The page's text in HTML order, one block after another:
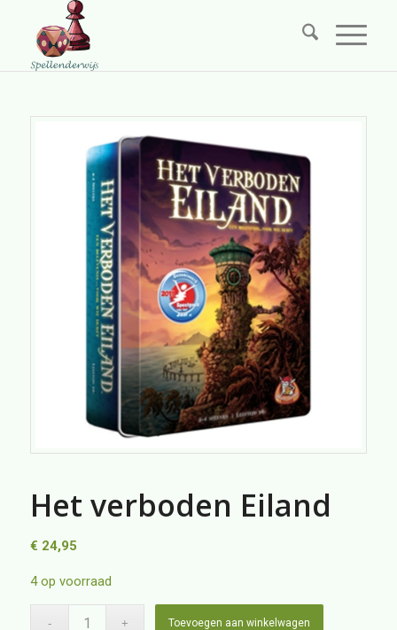
Het verboden Eiland
€ 24,95
4 op voorraad
Toevoegen aan winkelwagen